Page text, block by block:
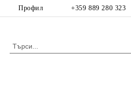
Профил +359 889 280 323